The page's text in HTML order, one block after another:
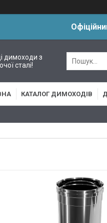
димоходи з
сталі!
КАТАЛОГ ДИМОХОДІВ